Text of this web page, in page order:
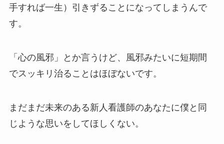
手すれば一生）引きずることになってしまうんで
す。
「心の風邪」とか言うけど、風邪みたいに短期間
でスッキリ治ることはほぼないです。
まだまだ未来のある新人看護師のあなたに僕と同
じような思いをしてほしくない。